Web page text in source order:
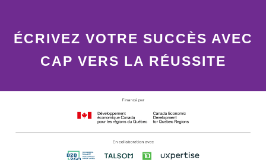
ÉCRIVEZ VOTRE SUCCÈS AVEC
CAP VERS LA RÉUSSITE